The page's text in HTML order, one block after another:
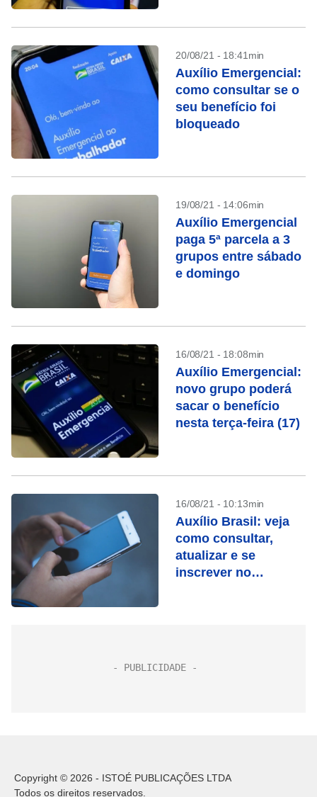
20/08/21 - 18:41min
Auxílio Emergencial:
como consultar se o
seu benefício foi
bloqueado
19/08/21 - 14:06min
Auxílio Emergencial
paga 5ª parcela a 3
grupos entre sábado
e domingo
16/08/21 - 18:08min
Auxílio Emergencial:
novo grupo poderá
sacar o benefício
nesta terça-feira (17)
16/08/21 - 10:13min
Auxílio Brasil: veja
como consultar,
atualizar e se
inscrever no
Copyright © 2026 - ISTOÉ PUBLICAÇÕES LTDA
Todos os direitos reservados.